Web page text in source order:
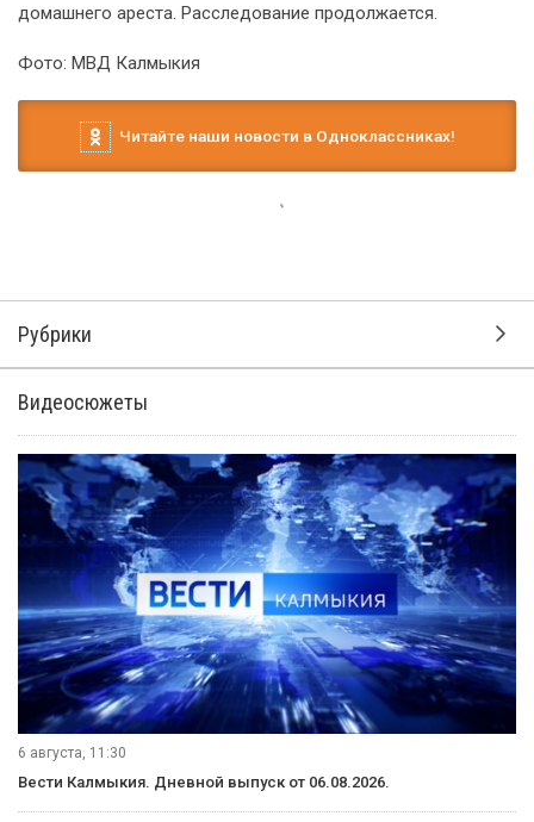
домашнего ареста. Расследование продолжается.
Фото: МВД Калмыкия
Читайте наши новости в Одноклассниках!
Рубрики
Видеосюжеты
6 августа, 11:30
Вести Калмыкия. Дневной выпуск от 06.08.2026.